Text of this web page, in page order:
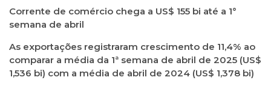
Corrente de comércio chega a US$ 155 bi até a 1°
semana de abril
As exportações registraram crescimento de 11,4% ao
comparar a média da 1ª semana de abril de 2025 (US$
1,536 bi) com a média de abril de 2024 (US$ 1,378 bi)